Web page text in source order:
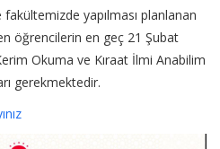
yapılması planlanan
öğrencilerin en geç 21 Şubat
Okuma ve Kıraat İlmi Anabilim
gerekmektedir.